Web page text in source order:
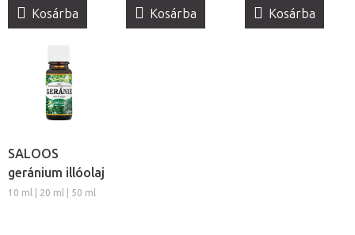
Kosárba
Kosárba
Kosárba
SALOOS
geránium illóolaj
10 ml | 20 ml | 50 ml